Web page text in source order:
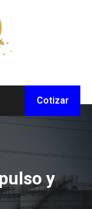
Cotizar
y